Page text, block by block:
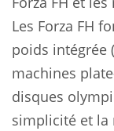
Les Forza FH
poids intégrée
machines
disques
simplicité et la